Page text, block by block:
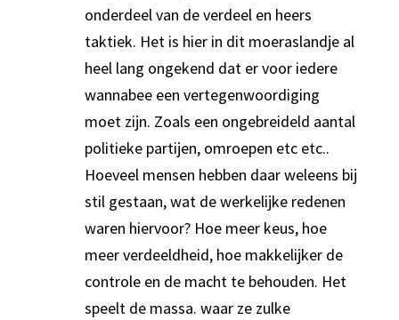
onderdeel van de verdeel en heers
taktiek. Het is hier in dit moeraslandje al
heel lang ongekend dat er voor iedere
wannabee een vertegenwoordiging
moet zijn. Zoals een ongebreideld aantal
politieke partijen, omroepen etc etc..
Hoeveel mensen hebben daar weleens bij
stil gestaan, wat de werkelijke redenen
waren hiervoor? Hoe meer keus, hoe
meer verdeeldheid, hoe makkelijker de
controle en de macht te behouden. Het
speelt de massa. waar ze zulke